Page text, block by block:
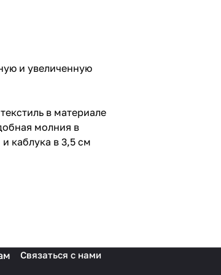
и увеличенную
в материале
молния в
каблука в 3,5 см
Связаться с нами